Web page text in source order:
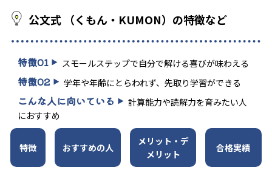
公文式 （くもん・KUMON）の特徴など
特徴01 スモールステップで自分で解ける喜びが味わえる
特徴02 学年や年齢にとらわれず、先取り学習ができる
こんな人に向いている
計算能力や読解力を育みたい人
におすすめ
特徴 おすすめの人
メリット・デ
メリット
合格実績